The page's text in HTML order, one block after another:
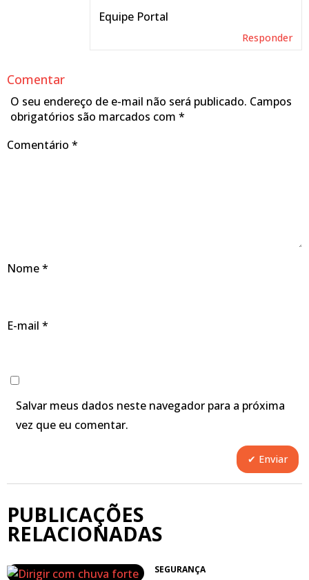
Equipe Portal
Responder
Comentar
O seu endereço de e-mail não será publicado. Campos
obrigatórios são marcados com *
Comentário *
Nome*
E-mail *
Salvar meus dados neste navegador para a próxima
vez que eu comentar.
PUBLICAÇÕES
RELACIONADAS
SEGURANÇA